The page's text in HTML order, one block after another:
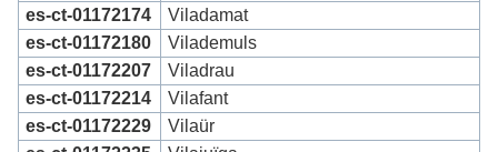
es-ct-01172174
Viladamat
es-ct-01172180
Vilademuls
es-ct-01172207
Viladrau
es-ct-01172214
Vilafant
es-ct-01172229
Vilaür